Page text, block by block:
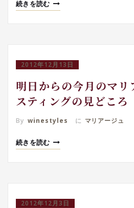
続きを読む
2012年12月13日
明日からの今月のマリ
スティングの見どころ
By winestyles に マリアージュ
続きを読む
2012年12月3日